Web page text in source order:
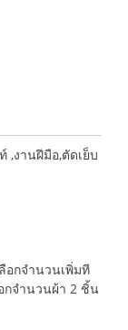
,งานฝีมือ,ตัดเย็บ
อกจำนวนเพิ่มที
กจำนวนผ้า 2 ชิ้น